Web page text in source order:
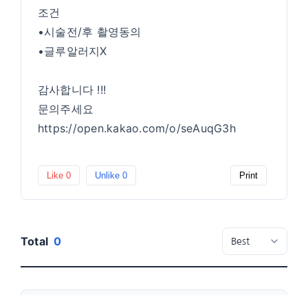
조건
•시술전/후 촬영동의
•글루알러지X
감사합니다 !!!
문의주세요
https://open.kakao.com/o/seAuqG3h
Like 0 Unlike0 Print
Total 0